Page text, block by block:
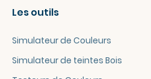
Les outils
Simulateur de Couleurs
Simulateur de teintes Bois